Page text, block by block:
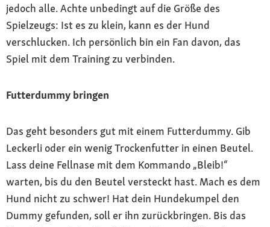
jedoch alle. Achte unbedingt auf die Größe des
Spielzeugs: Ist es zu klein, kann es der Hund
verschlucken. Ich persönlich bin ein Fan davon, das
Spiel mit dem Training zu verbinden.
Futterdummy bringen
Das geht besonders gut mit einem Futterdummy. Gib
Leckerli oder ein wenig Trockenfutter in einen Beutel.
Lass deine Fellnase mit dem Kommando „Bleib!“
warten, bis du den Beutel versteckt hast. Mach es dem
Hund nicht zu schwer! Hat dein Hundekumpel den
Dummy gefunden, soll er ihn zurückbringen. Bis das